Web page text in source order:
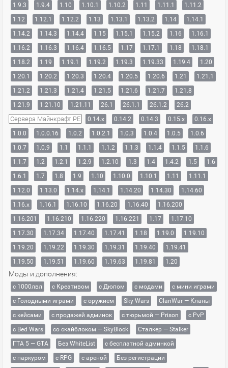
1.9.3
1.9.4 1.10 1.10.1 1.10.2 1.11 1.11.1
1.11.2
1.12
1.12.1 1.12.2 1.13 1.13.1 1.13.2 1.14
1.14.1
1.14.2
1.14.3 1.14.4 1.15 1.15.1 1.15.2 1.16
1.16.1
1.16.2
1.16.3 1.16.4 1.16.5 1.17 1.17.1 1.18
1.18.1
1.18.2
1.19 1.19.1 1.19.2 1.19.3 1.19.33 1.19.4
1.20
1.20.1
1.20.2 1.20.3 1.20.4 1.20.5 1.20.6 1.21
1.21.1
1.21.2
1.21.3 1.21.4 1.21.5 1.21.6 1.21.7
1.21.8
1.21.9
1.21.10 1.21.11 26.1 26.1.1 26.1.2 26.2
Сервера Майнкрафт PE 0.14.x 0.14.2 0.14.3 0.15.x
0.16.x
1.0.0
1.0.0.16 1.0.2 1.0.2.1 1.0.3 1.0.4 1.0.5
1.0.6
1.0.7
1.0.9 1.1 1.1.1 1.1.2 1.1.3 1.1.4 1.1.5
1.1.6
1.1.7
1.2 1.2.1 1.2.9 1.2.10 1.3 1.4 1.4.2 1.5
1.6
1.6.1
1.7 1.8 1.9 1.10 1.10.0 1.10.1 1.11
1.11.1
1.12.0
1.13.0 1.14.x 1.14.1 1.14.20 1.14.30
1.14.60
1.16.x
1.16.1 1.16.10 1.16.20 1.16.40
1.16.200
1.16.201
1.16.210 1.16.220 1.16.221 1.17
1.17.10
1.17.30
1.17.34 1.17.40 1.17.41 1.18 1.19.0
1.19.10
1.19.20
1.19.22 1.19.30 1.19.31 1.19.40
1.19.41
1.19.50
1.19.51 1.19.60 1.19.63 1.19.81 1.20
Моды и дополнения:
с 1000лвл c Креативом с Дюпом с модами
с мини играми
с Голодными играми
с оружием Sky Wars
ClanWar — Кланы
с кейсами
с продажей админок с тюрьмой — Prison
с PvP
с Bed Wars
со скайблоком — SkyBlock
Сталкер — Stalker
ГТА 5 — GTA
Без WhiteList
с бесплатной админкой
с паркуром
с RPG с ареной
Без регистрации